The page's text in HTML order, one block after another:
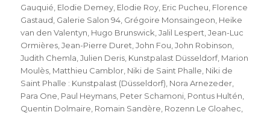
Gauquié Elodie Demey Elodie Roy Eric Pucheu Florence
Gastaud Galerie Salon 94 Grégoire Monsaingeon Heike
van den Valentyn Hugo Brunswick ,Jalil Lespert ,Jean-Luc
Ormières ,Jean-Pierre Duret ,John Fou ,John Robinson
Judith Chemla ,Julien Deris Kunstpalast Düsseldorf, Marion
Moulès Matthieu Camblor Niki de Saint Phalle Niki de
Saint Phalle : Kunstpalast (Düsseldorf) Nora Arnezeder
Para One Paul Heymans Peter Schamoni Pontus Hultén
Quentin Dolmaire Romain Sandère Rozenn Le Gloahec